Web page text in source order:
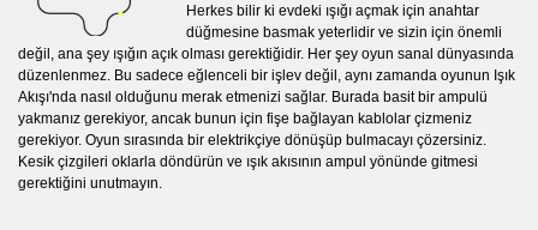
Herkes bilir ki evdeki ışığı açmak için anahtar
düğmesine basmak yeterlidir ve sizin için önemli
değil, ana şey ışığın açık olması gerektiğidir. Her şey oyun sanal dünyasında
düzenlenmez. Bu sadece eğlenceli bir işlev değil, aynı zamanda oyunun Işık
Akışı'nda nasıl olduğunu merak etmenizi sağlar. Burada basit bir ampulü
yakmanız gerekiyor, ancak bunun için fişe bağlayan kablolar çizmeniz
gerekiyor. Oyun sırasında bir elektrikçiye dönüşüp bulmacayı çözersiniz.
Kesik çizgileri oklarla döndürün ve ışık akısının ampul yönünde gitmesi
gerektiğini unutmayın.